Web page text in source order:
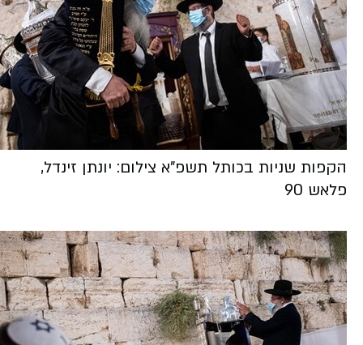
הקפות שניות בכותל תשפ"א צילום: יונתן זינדל,
פלאש 90